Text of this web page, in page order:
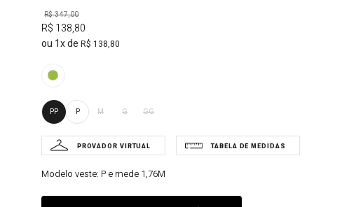
R$347,00
R$ 138,80
1
R$ 138,80
PP P M G GG
Modelo veste: P e mede 1,76M